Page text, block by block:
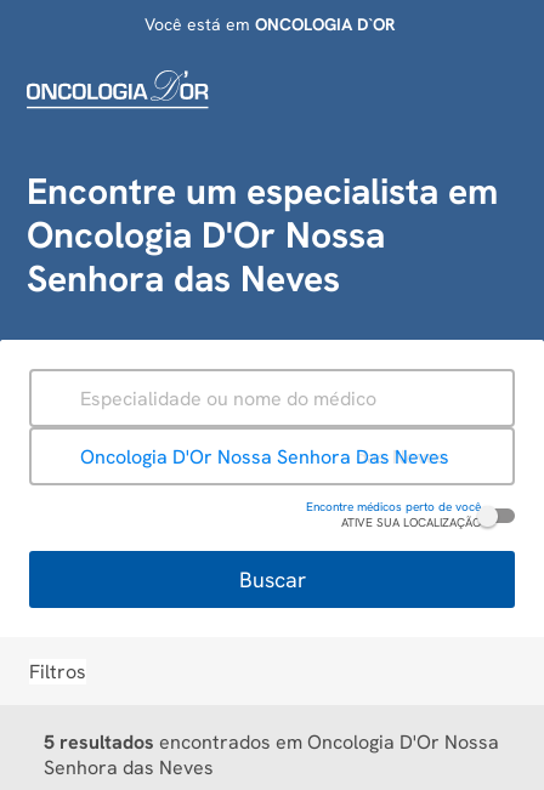
Você está em ONCOLOGIA D`OR
Encontre um especialista em
Oncologia D'Or Nossa
Senhora das Neves
ESPECIALIDADE
UNIDADE
Oncologia D'Or Nossa Senhora das Neves
Encontre médicos perto de você
ATIVE SUA LOCALIZAÇÃO
Buscar
Filtros
5 resultados encontrados em Oncologia D'Or Nossa
Senhora das Neves